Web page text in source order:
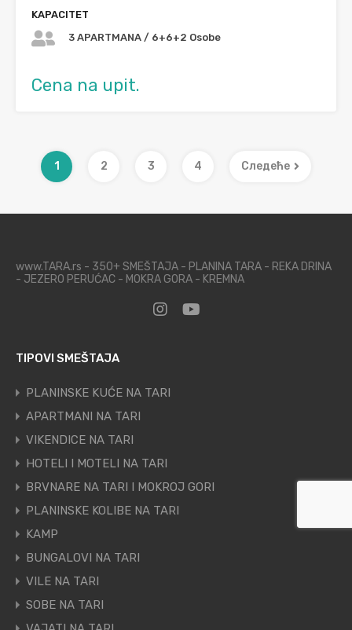
KAPACITET
3 APARTMANA / 6+6+2 Osobe
Cena na upit.
1 2 3 4 Следеће
www.TARA.rs - 350+ SMEŠTAJA - PLANINA TARA - REKA DRINA
- JEZERO PERUĆAC - MOKRA GORA - KREMNA
TIPOVI SMEŠTAJA
PLANINSKE KUĆE NA TARI
APARTMANI NA TARI
VIKENDICE NA TARI
HOTELI I MOTELI NA TARI
BRVNARE NA TARI I MOKROJ GORI
PLANINSKE KOLIBE NA TARI
KAMP
BUNGALOVI NA TARI
VILE NA TARI
SOBE NA TARI